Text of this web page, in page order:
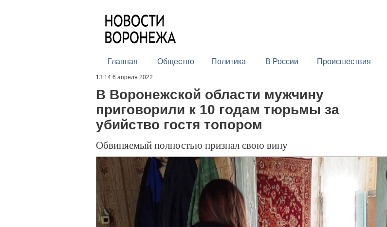
Главная Общество Политика В России Происшествия
13:14 6 апреля 2022
В Воронежской области мужчину
приговорили к 10 годам тюрьмы за
убийство гостя топором
Обвиняемый полностью признал свою вину